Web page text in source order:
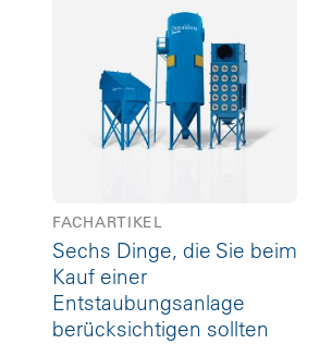
FACHARTIKEL
Sechs Dinge, die Sie beim
Kauf einer
Entstaubungsanlage
berücksichtigen sollten